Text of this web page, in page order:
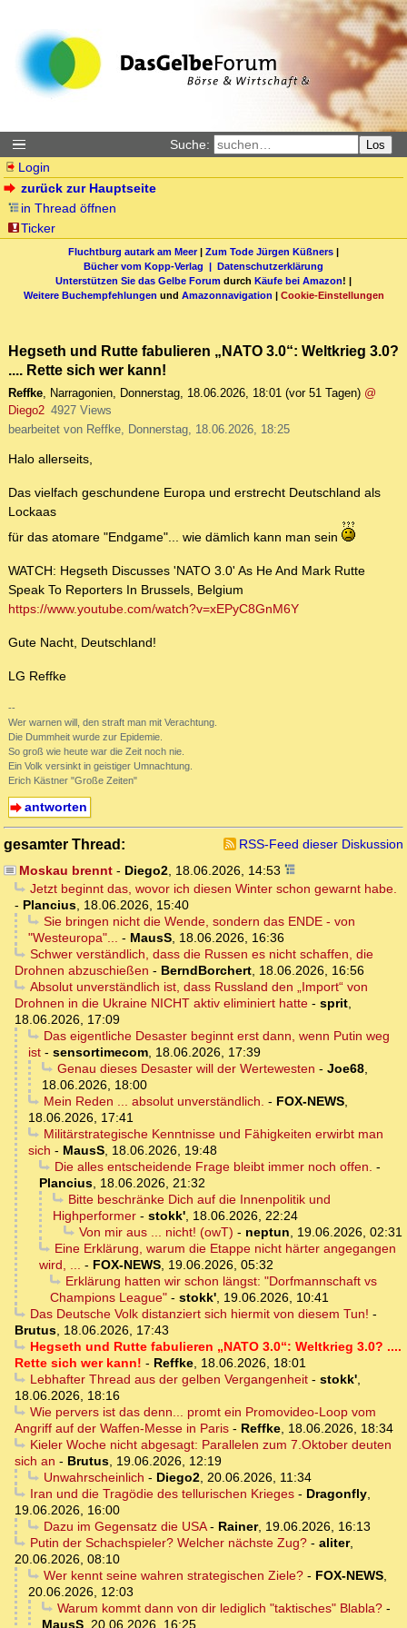
Suche: Los
Login
zurück zur Hauptseite
in Thread öffnen
Ticker
Fluchtburg autark am Meer| Zum Tode Jürgen Küßners |
Bücher vom Kopp-Verlag | Datenschutzerklärung
Unterstützen Sie das Gelbe Forum durch Käufe bei Amazon! |
Weitere Buchempfehlungen und Amazonnavigation | Cookie-Einstellungen
Hegseth und Rutte fabulieren „NATO 3.0“: Weltkrieg 3.0?
.... Rette sich wer kann!
Reffke, Narragonien, Donnerstag, 18.06.2026, 18:01 (vor 51 Tagen) @
Diego2 4927 Views
bearbeitet von Reffke, Donnerstag, 18.06.2026, 18:25
Halo allerseits,
Das vielfach geschundene Europa und erstrecht Deutschland als
Lockaas
für das atomare "Endgame"... wie dämlich kann man sein
WATCH: Hegseth Discusses 'NATO 3.0' As He And Mark Rutte
Speak To Reporters In Brussels, Belgium
https://www.youtube.com/watch?v=xEPyC8GnM6Y
Gute Nacht, Deutschland!
LG Reffke
--
Wer warnen will, den straft man mit Verachtung.
Die Dummheit wurde zur Epidemie.
So groß wie heute war die Zeit noch nie.
Ein Volk versinkt in geistiger Umnachtung.
Erich Kästner "Große Zeiten"
antworten
gesamter Thread:
RSS-Feed dieser Diskussion
Moskau brennt- Diego2, 18.06.2026, 14:53
Jetzt beginnt das, wovor ich diesen Winter schon gewarnt habe.
- Plancius, 18.06.2026, 15:40
Sie bringen nicht die Wende, sondern das ENDE - von
"Westeuropa"... - MausS, 18.06.2026, 16:36
Schwer verständlich, dass die Russen es nicht schaffen, die
Drohnen abzuschießen - BerndBorchert, 18.06.2026, 16:56
Absolut unverständlich ist, dass Russland den „Import“ von
Drohnen in die Ukraine NICHT aktiv eliminiert hatte - sprit,
18.06.2026, 17:09
Das eigentliche Desaster beginnt erst dann, wenn Putin weg
ist - sensortimecom, 18.06.2026, 17:39
Genau dieses Desaster will der Wertewesten - Joe68,
18.06.2026, 18:00
Mein Reden ... absolut unverständlich. - FOX-NEWS,
18.06.2026, 17:41
Militärstrategische Kenntnisse und Fähigkeiten erwirbt man
sich - MausS, 18.06.2026, 19:48
Die alles entscheidende Frage bleibt immer noch offen. -
Plancius, 18.06.2026, 21:32
Bitte beschränke Dich auf die Innenpolitik und
Highperformer - stokk', 18.06.2026, 22:24
Von mir aus ... nicht! (owT) - neptun, 19.06.2026, 02:31
Eine Erklärung, warum die Etappe nicht härter angegangen
wird, ... - FOX-NEWS, 19.06.2026, 05:32
Erklärung hatten wir schon längst: "Dorfmannschaft vs
Champions League" - stokk', 19.06.2026, 10:41
Das Deutsche Volk distanziert sich hiermit von diesem Tun! -
Brutus, 18.06.2026, 17:43
Hegseth und Rutte fabulieren „NATO 3.0“: Weltkrieg 3.0? ....
Rette sich wer kann! - Reffke, 18.06.2026, 18:01
Lebhafter Thread aus der gelben Vergangenheit- stokk',
18.06.2026, 18:16
Wie pervers ist das denn... promt ein Promovideo-Loop vom
Angriff auf der Waffen-Messe in Paris - Reffke, 18.06.2026, 18:34
Kieler Woche nicht abgesagt: Parallelen zum 7.Oktober deuten
sich an - Brutus, 19.06.2026, 12:19
Unwahrscheinlich - Diego2, 20.06.2026, 11:34
Iran und die Tragödie des tellurischen Krieges- Dragonfly,
19.06.2026, 16:00
Dazu im Gegensatz die USA- Rainer, 19.06.2026, 16:13
Putin der Schachspieler? Welcher nächste Zug?- aliter,
20.06.2026, 08:10
Wer kennt seine wahren strategischen Ziele?- FOX-NEWS,
20.06.2026, 12:03
Warum kommt dann von dir lediglich "taktisches" Blabla?-
MausS 20.06.2026, 16:25